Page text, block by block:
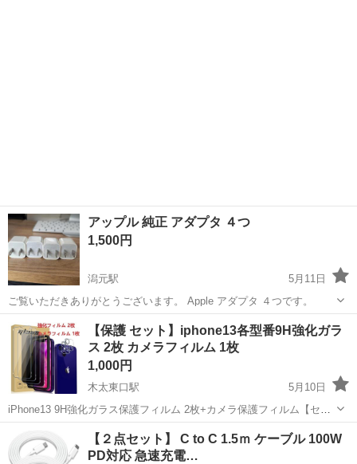
アップル 純正 アダプタ ４つ
1,500円
潟元駅
5月11日
ご覧いただきありがとうございます。 Apple アダプタ ４つです。
香川 高松市 潟元駅 電話、ＦＡＸ アダプタ
【保護 セット】iphone13各型番9H強化ガラ
ス 2枚 カメラフィルム 1枚
1,000円
木太東口駅
5月10日
iPhone13 9H強化ガラス保護フィルム 2枚+カメラ保護フィルム【セッ
ト】 ご覧いただきありがとうございます。 【保護 セット】です A、
9H強化ガラス保護フィルム 2枚 + B、カメラ保護フ
ィ...
木太東口駅 iphone
【２点セット】 C to C 1.5ｍ ケーブル 100W
PD対応 急速充電…